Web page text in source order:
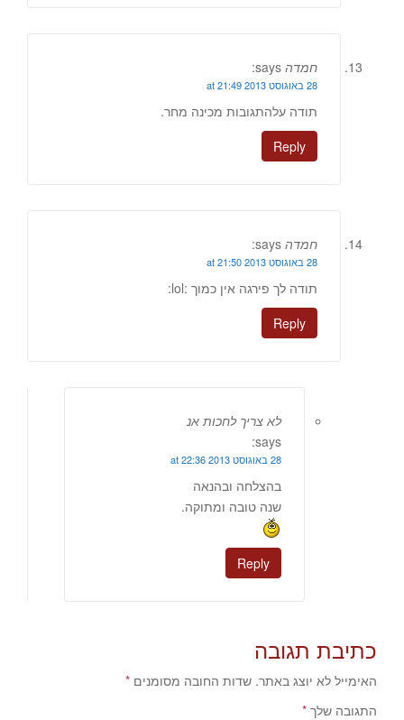
חמדה says:
28 באוגוסט 2013 at 21:49
תודה עלהתגובות מכינה מחר.
Reply
חמדה says:
28 באוגוסט 2013 at 21:50
תודה לך פירגה אין כמוך :lol:
Reply
לא צריך לחכות אנ
says:
28 באוגוסט 2013 at 22:36
בהצלחה ובהנאה
שנה טובה ומתוקה.
Reply
כתיבת תגובה
האימייל לא יוצג באתר. שדות החובה מסומנים *
התגובה שלך *